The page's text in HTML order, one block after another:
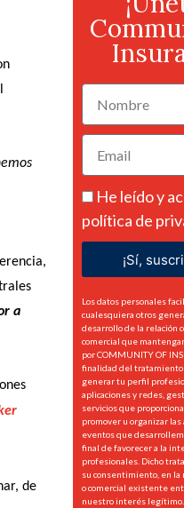
a
de
He leído y
política de
¡Sí,
Los datos personales
cualesquiera otros
desarrollo de la relación
comercial que
por COMMUNITY OF
finalidad del tratamiento
generar tu perfil
aplicaciones y redes,
servicios que
promover u organizar las
eventos que
final de favorecer a la
profesionales. Dicho
su consentimiento, en la
o comercial existente
nuestro interés legítimo.